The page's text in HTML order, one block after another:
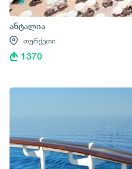
ანტალია
თურქეთი
1370